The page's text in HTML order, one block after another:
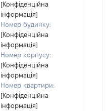
[Конфіденційна
інформація]
Номер будинку:
[Конфіденційна
інформація]
Номер корпусу:
[Конфіденційна
інформація]
Номер квартири:
[Конфіденційна
інформація]